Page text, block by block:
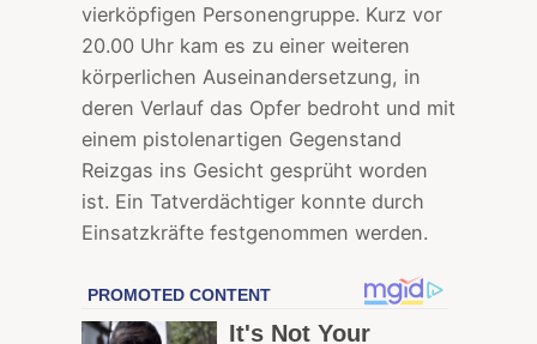
vierköpfigen Personengruppe. Kurz vor
20.00 Uhr kam es zu einer weiteren
körperlichen Auseinandersetzung, in
deren Verlauf das Opfer bedroht und mit
einem pistolenartigen Gegenstand
Reizgas ins Gesicht gesprüht worden
ist. Ein Tatverdächtiger konnte durch
Einsatzkräfte festgenommen werden.